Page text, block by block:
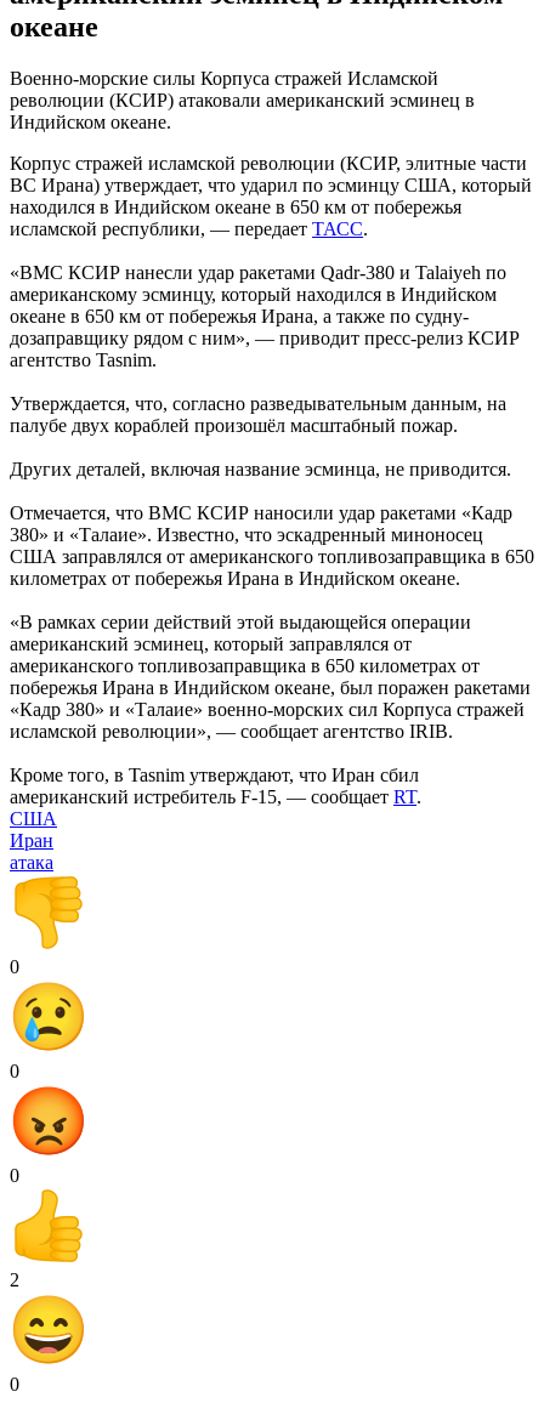
океане
Военно-морские силы Корпуса стражей Исламской
революции (КСИР) атаковали американский эсминец в
Индийском океане.
Корпус стражей исламской революции (КСИР, элитные части
ВС Ирана) утверждает, что ударил по эсминцу США, который
находился в Индийском океане в 650 км от побережья
исламской республики, — передает ТАСС.
«ВМС КСИР нанесли удар ракетами Qadr-380 и Talaiyeh по
американскому эсминцу, который находился в Индийском
океане в 650 км от побережья Ирана, а также по судну-
дозаправщику рядом с ним», — приводит пресс-релиз КСИР
агентство Tasnim.
Утверждается, что, согласно разведывательным данным, на
палубе двух кораблей произошёл масштабный пожар.
Других деталей, включая название эсминца, не приводится.
Отмечается, что ВМС КСИР наносили удар ракетами «Кадр
380» и «Талаие». Известно, что эскадренный миноносец
США заправлялся от американского топливозаправщика в 650
километрах от побережья Ирана в Индийском океане.
«В рамках серии действий этой выдающейся операции
американский эсминец, который заправлялся от
американского топливозаправщика в 650 километрах от
побережья Ирана в Индийском океане, был поражен ракетами
«Кадр 380» и «Талаие» военно-морских сил Корпуса стражей
исламской революции», — сообщает агентство IRIB.
Кроме того, в Tasnim утверждают, что Иран сбил
американский истребитель F-15, — сообщает RT.
США
Иран
атака
0
0
0
2
0